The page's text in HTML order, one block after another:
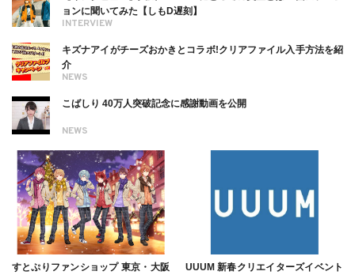
INTERVIEW
ョンに聞いてみた【しもD遅刻】
NEWS
キズナアイがチーズおかきとコラボ!クリアファイル入手方法を紹
介
NEWS
こばしり 40万人突破記念に感謝動画を公開
すとぷりファンショップ 東京・大阪
UUUM 新春クリエイターズイベント